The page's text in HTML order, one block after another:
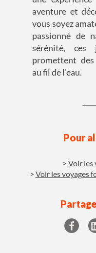
aventure et
vous soyez
passionné de
sérénité, ces
promettent
au fil de l'eau.
Pour
Voir les
Voir les voyages